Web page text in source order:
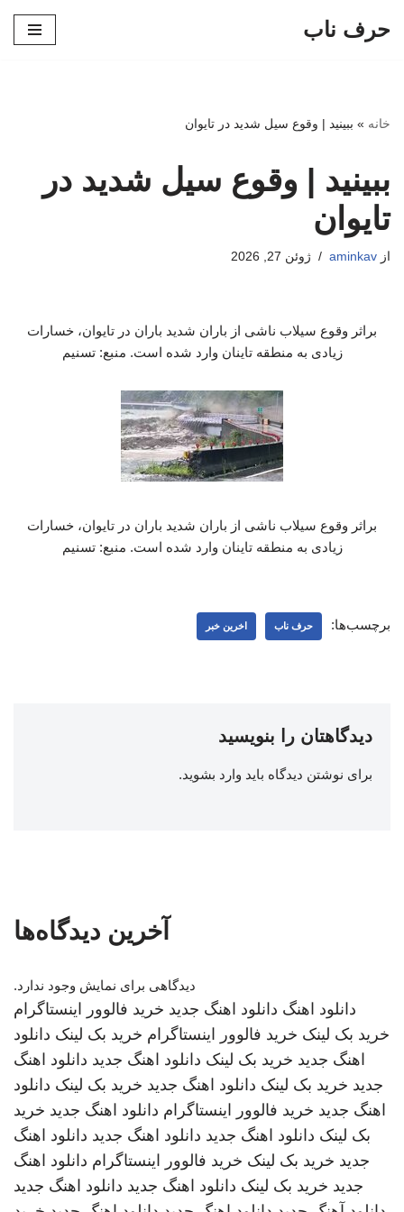
حرف ناب
خانه » ببینید | وقوع سیل شدید در تایوان
ببینید | وقوع سیل شدید در
تایوان
از aminkav ژوئن 27, 2026
براثر وقوع سیلاب ناشی از باران شدید باران در تایوان، خسارات
زیادی به منطقه تاینان وارد شده است. منبع: تسنیم
براثر وقوع سیلاب ناشی از باران شدید باران در تایوان، خسارات
زیادی به منطقه تاینان وارد شده است. منبع: تسنیم
برچسب‌ها: حرف ناب اخرین خبر
دیدگاهتان را بنویسید
برای نوشتن دیدگاه باید وارد بشوید.
آخرین دیدگاه‌ها
دیدگاهی برای نمایش وجود ندارد.
دانلود اهنگ دانلود اهنگ جدید خرید فالوور اینستاگرام
خرید بک لینک خرید فالوور اینستاگرام خرید بک لینک دانلود
اهنگ جدید خرید بک لینک دانلود اهنگ جدید دانلود اهنگ
جدید خرید بک لینک دانلود اهنگ جدید خرید بک لینک دانلود
اهنگ جدید خرید فالوور اینستاگرام دانلود اهنگ جدید خرید
بک لینک دانلود اهنگ جدید دانلود اهنگ جدید دانلود اهنگ
جدید خرید بک لینک خرید فالوور اینستاگرام دانلود اهنگ
جدید خرید بک لینک دانلود اهنگ جدید دانلود اهنگ جدید